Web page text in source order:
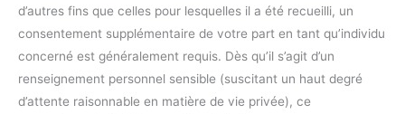
d’autres fins que celles pour lesquelles il a été recueilli, un
consentement supplémentaire de votre part en tant qu’individu
concerné est généralement requis. Dès qu’il s’agit d’un
renseignement personnel sensible (suscitant un haut degré
d’attente raisonnable en matière de vie privée), ce